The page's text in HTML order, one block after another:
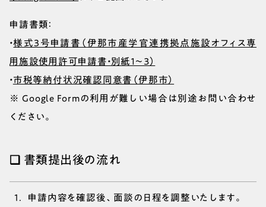
申請書類：
・様式3号申請書（伊那市産学官連携拠点施設オフィス専
用施設使用許可申請書・別紙１～３）
・市税等納付状況確認同意書（伊那市）
※ Google Formの利用が難しい場合は別途お問い合わせ
ください。
❑ 書類提出後の流れ
申請内容を確認後、面談の日程を調整いたします。